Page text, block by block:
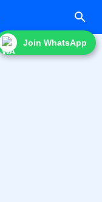
Join WhatsApp